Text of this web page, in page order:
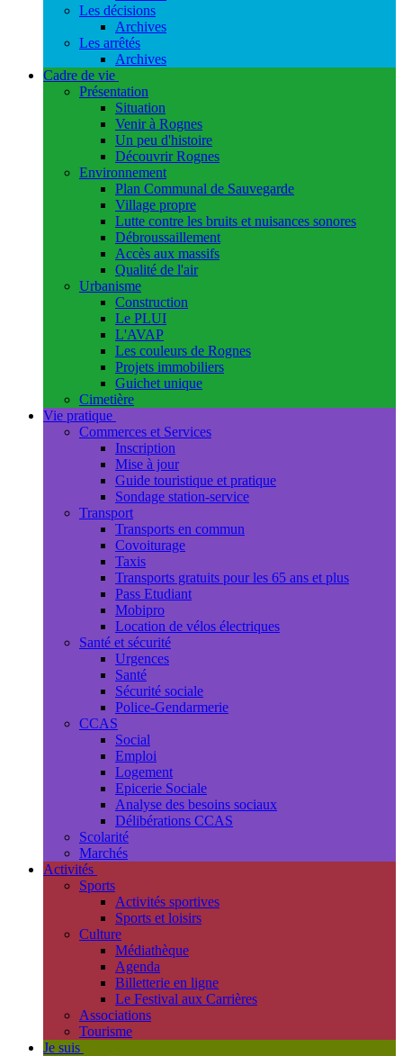
Les décisions
Archives
Les arrêtés
Archives
Cadre de vie
Présentation
Situation
Venir à Rognes
Un peu d'histoire
Découvrir Rognes
Environnement
Plan Communal de Sauvegarde
Village propre
Lutte contre les bruits et nuisances sonores
Débroussaillement
Accès aux massifs
Qualité de l'air
Urbanisme
Construction
Le PLUI
L'AVAP
Les couleurs de Rognes
Projets immobiliers
Guichet unique
Cimetière
Vie pratique
Commerces et Services
Inscription
Mise à jour
Guide touristique et pratique
Sondage station-service
Transport
Transports en commun
Covoiturage
Taxis
Transports gratuits pour les 65 ans et plus
Pass Etudiant
Mobipro
Location de vélos électriques
Santé et sécurité
Urgences
Santé
Sécurité sociale
Police-Gendarmerie
CCAS
Social
Emploi
Logement
Epicerie Sociale
Analyse des besoins sociaux
Délibérations CCAS
Scolarité
Marchés
Activités
Sports
Activités sportives
Sports et loisirs
Culture
Médiathèque
Agenda
Billetterie en ligne
Le Festival aux Carrières
Associations
Tourisme
Je suis